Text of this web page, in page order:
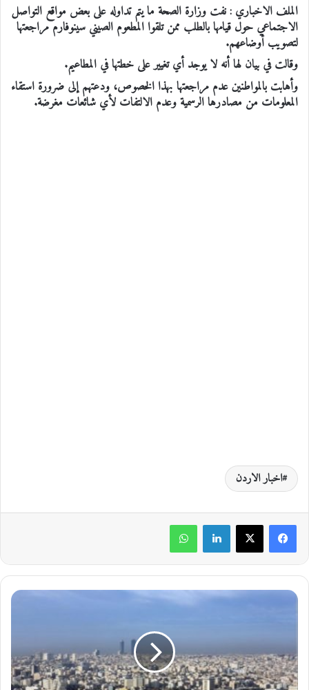
الملف الاخباري : نفت وزارة الصحة ما يتم تداوله على بعض مواقع التواصل
الاجتماعي حول قيامها بالطلب ممن تلقوا المطعوم الصيني سينوفارم مراجعتها
لتصويب أوضاعهم.
وقالت في بيان لها أنه لا يوجد أي تغيير على خطتها في المطاعيم.
وأهابت بالمواطنين عدم مراجعتها بهذا الخصوص، ودعتهم إلى ضرورة استقاء
المعلومات من مصادرها الرسمية وعدم الالتفات لأي شائعات مغرضة.
اخبار الاردن
ط
ع
ت
د